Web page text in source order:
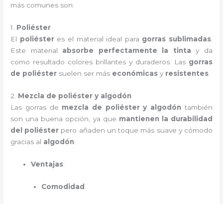
más comunes son:
1. Poliéster
El poliésteres el material ideal para gorras sublimadas.
Este material absorbe perfectamente la tinta y da
como resultado colores brillantes y duraderos. Las gorras
de poliéster suelen ser más económicas y resistentes
2. Mezcla de poliéster y algodón
Las gorras de mezcla de poliéster y algodón también
son una buena opción, ya que mantienen la durabilidad
del poliéster pero añaden un toque más suave y cómodo
gracias al algodón
Ventajas:
Comodidad